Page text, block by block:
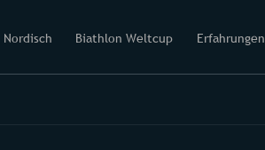
Nordisch Biathlon Weltcup Erfahrungen